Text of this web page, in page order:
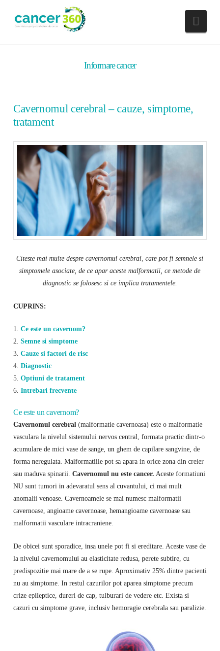
Informare cancer
Cavernomul cerebral – cauze, simptome,
tratament
Citeste mai multe despre cavernomul cerebral, care pot fi semnele si
simptomele asociate, de ce apar aceste malformatii, ce metode de
diagnostic se folosesc si ce implica tratamentele.
CUPRINS:
1. Ce este un cavernom?
2. Semne si simptome
3. Cauze si factori de risc
4. Diagnostic
5. Optiuni de tratament
6. Intrebari frecvente
Ce este un cavernom?
Cavernomul cerebral (malformatie cavernoasa) este o malformatie
vasculara la nivelul sistemului nervos central, formata practic dintr-o
acumulare de mici vase de sange, un ghem de capilare sangvine, de
forma neregulata. Malformatiile pot sa apara in orice zona din creier
sau maduva spinarii. Cavernomul nu este cancer. Aceste formatiuni
NU sunt tumori in adevaratul sens al cuvantului, ci mai mult
anomalii venoase. Cavernoamele se mai numesc malformatii
cavernoase, angioame cavernoase, hemangioame cavernoase sau
malformatii vasculare intracraniene.
De obicei sunt sporadice, insa unele pot fi si ereditare. Aceste vase de
la nivelul cavernomului au elasticitate redusa, perete subtire, cu
predispozitie mai mare de a se rupe. Aproximativ 25% dintre pacienti
nu au simptome. In restul cazurilor pot aparea simptome precum
crize epileptice, dureri de cap, tulburari de vedere etc. Exista si
cazuri cu simptome grave, inclusiv hemoragie cerebrala sau paralizie.